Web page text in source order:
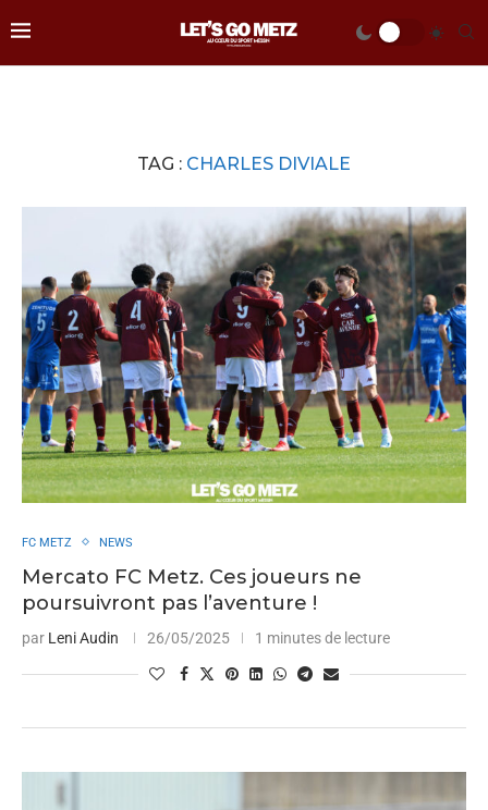
TAG : CHARLES DIVIALE
FC METZ NEWS
Mercato FC Metz. Ces joueurs ne
poursuivront pas l’aventure !
par Leni Audin 26/05/2025 1 minutes de lecture